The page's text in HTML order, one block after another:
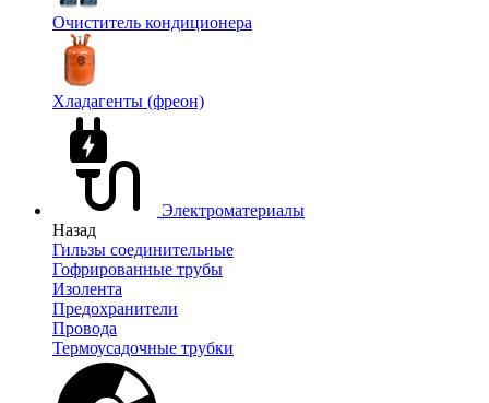
Очиститель кондиционера
Хладагенты (фреон)
Электроматериалы
Назад
Гильзы соединительные
Гофрированные трубы
Изолента
Предохранители
Провода
Термоусадочные трубки